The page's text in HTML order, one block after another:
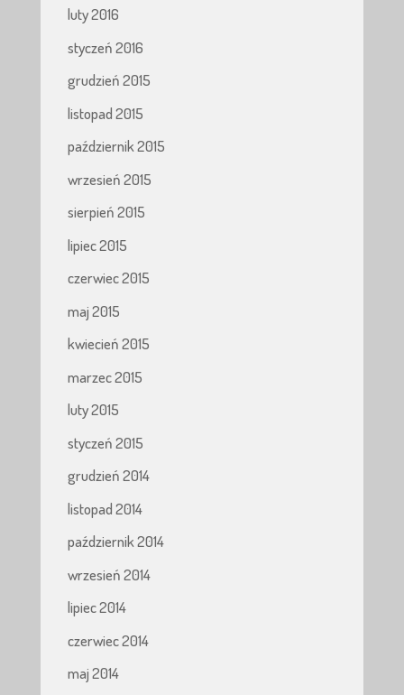
luty 2016
styczeń 2016
grudzień 2015
listopad 2015
październik 2015
wrzesień 2015
sierpień 2015
lipiec 2015
czerwiec 2015
maj 2015
kwiecień 2015
marzec 2015
luty 2015
styczeń 2015
grudzień 2014
listopad 2014
październik 2014
wrzesień 2014
lipiec 2014
czerwiec 2014
maj 2014